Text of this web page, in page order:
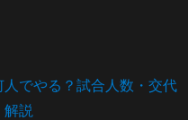
人でやる？試合人数・交代
説